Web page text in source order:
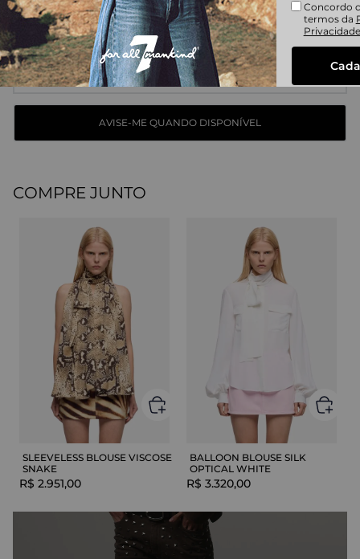
COMPRE JUNTO
SLEEVELESS BLOUSE VISCOSE
SNAKE
R$ 2.951,00
BALLOON BLOUSE SILK
OPTICAL WHITE
R$ 3.320,00
Concordo
termos da
Privacidade